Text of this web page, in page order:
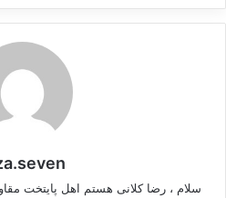
سلام ، رضا کلانی هستم اهل پایتخت